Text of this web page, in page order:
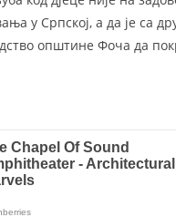
у Српској, а да је сa
општине Фоча да